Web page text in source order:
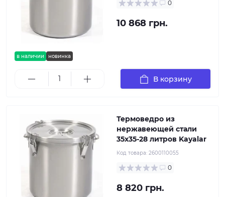
в наличии новинка
0
10 868 грн.
В корзину
Термоведро из
нержавеющей стали
35х35-28 литров Kayalar
Код товара: 2600110055
0
8 820 грн.